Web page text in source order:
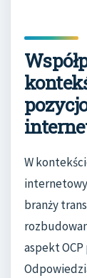
W
branży
aspekt